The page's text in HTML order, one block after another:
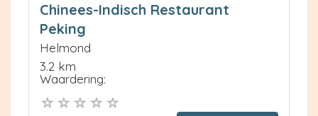
Chinees-Indisch Restaurant
Peking
Helmond
3.2 km
Waardering: